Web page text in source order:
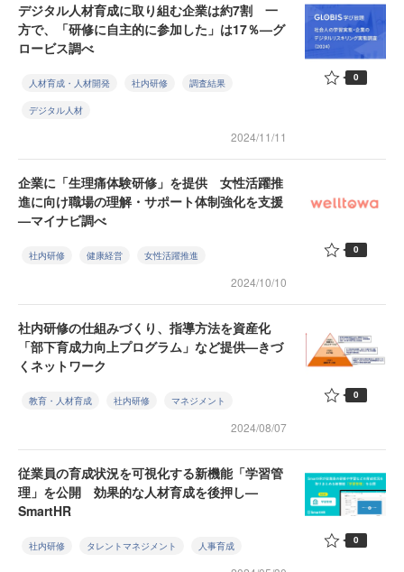
デジタル人材育成に取り組む企業は約7割 一
方で、「研修に自主的に参加した」は17％—グ
ロービス調べ
人材育成・人材開発 社内研修 調査結果
デジタル人材
2024/11/11
0
企業に「生理痛体験研修」を提供 女性活躍推
進に向け職場の理解・サポート体制強化を支援
—マイナビ調べ
社内研修 健康経営 女性活躍推進
2024/10/10
0
社内研修の仕組みづくり、指導方法を資産化
「部下育成力向上プログラム」など提供—きづ
くネットワーク
教育・人材育成 社内研修 マネジメント
2024/08/07
0
従業員の育成状況を可視化する新機能「学習管
理」を公開 効果的な人材育成を後押し—
SmartHR
社内研修 タレントマネジメント 人事育成 0